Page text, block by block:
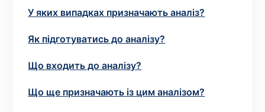
У яких випадках призначають аналіз?
Як підготуватись до аналізу?
Що входить до аналізу?
Що ще призначають із цим аналізом?
зіскрібки. Взяття біоматеріалу для них
виконує лікар – необхідийзапис до фахівця
Аналіз вдома
Зберегти